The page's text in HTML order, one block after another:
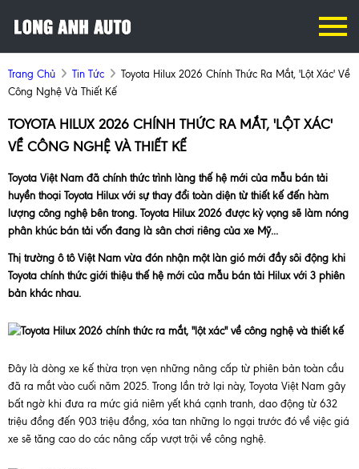
Trang Chủ Tin Tức
Toyota Hilux 2026 Chính Thức Ra Mắt, 'lột Xác' Về
Công Nghệ Và Thiết Kế
TOYOTA HILUX 2026 CHÍNH THỨC RA MẮT, 'LỘT XÁC'
VỀ CÔNG NGHỆ VÀ THIẾT KẾ
Toyota Việt Nam đã chính thức trình làng thế hệ mới của mẫu bán tải
huyền thoại Toyota Hilux với sự thay đổi toàn diện từ thiết kế đến hàm
lượng công nghệ bên trong. Toyota Hilux 2026 được kỳ vọng sẽ làm nóng
phân khúc bán tải vốn đang là sân chơi riêng của xe Mỹ...
Thị trường ô tô Việt Nam vừa đón nhận một làn gió mới đầy sôi động khi
Toyota chính thức giới thiệu thế hệ mới của mẫu bán tải Hilux với 3 phiên
bản khác nhau.
Đây là dòng xe kế thừa trọn vẹn những nâng cấp từ phiên bản toàn cầu
đã ra mắt vào cuối năm 2025. Trong lần trở lại này, Toyota Việt Nam gây
bất ngờ khi đưa ra mức giá niêm yết khá cạnh tranh, dao động từ 632
triệu đồng đến 903 triệu đồng, xóa tan những lo ngại trước đó về việc giá
xe sẽ tăng cao do các nâng cấp vượt trội về công nghệ.